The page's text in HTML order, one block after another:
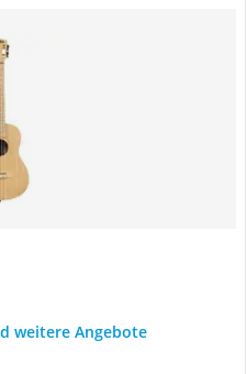
weitere Angebote